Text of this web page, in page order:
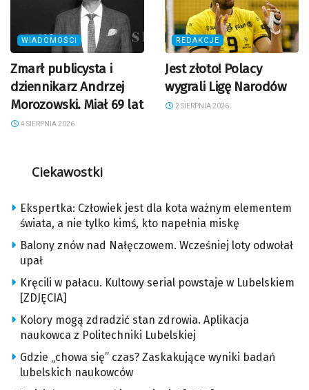
WIADOMOŚCI
Zmarł publicysta i
dziennikarz Andrzej
Morozowski. Miał 69 lat
4 SIERPNIA 2026
REDAKCJE
Jest złoto! Polacy
wygrali Ligę Narodów
2 SIERPNIA 2026
Ciekawostki
Ekspertka: Człowiek jest dla kota ważnym elementem
świata, a nie tylko kimś, kto napełnia miskę
Balony znów nad Nałęczowem. Wcześniej loty odwołał
upał
Kręcili w pałacu. Kultowy serial powstaje w Lubelskiem
[ZDJĘCIA]
Kolory mogą zdradzić stan zdrowia. Aplikacja
naukowca z Politechniki Lubelskiej
Gdzie „chowa się” czas? Zaskakujące wyniki badań
lubelskich naukowców